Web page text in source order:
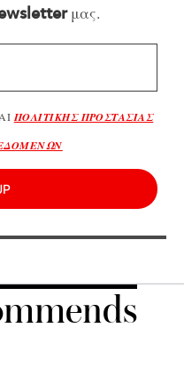
μας.
ΠΟΛΙΤΙΚΗΣ ΠΡΟΣΤΑΣΙΑΣ